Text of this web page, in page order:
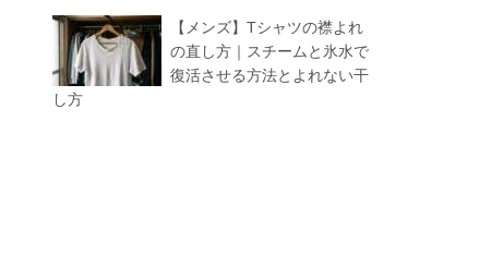
【メンズ】Tシャツの襟よれ
の直し方｜スチームと氷水で
復活させる方法とよれない干
し方